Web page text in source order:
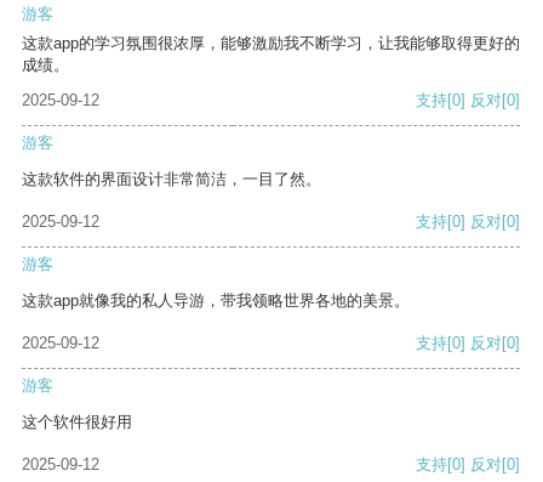
游客
这款app的学习氛围很浓厚，能够激励我不断学习，让我能够取得更好的
成绩。
2025-09-12
支持[0] 反对[0]
游客
这款软件的界面设计非常简洁，一目了然。
2025-09-12 支持[0] 反对[0]
游客
这款app就像我的私人导游，带我领略世界各地的美景。
2025-09-12 支持[0] 反对[0]
游客
这个软件很好用
2025-09-12 支持[0] 反对[0]